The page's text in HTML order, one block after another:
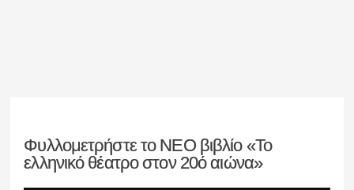
Φυλλομετρήστε το ΝΕΟ βιβλίο «Το
ελληνικό θέατρο στον 20ό αιώνα»